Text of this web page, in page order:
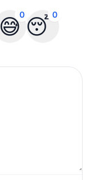
😅0 😴
0